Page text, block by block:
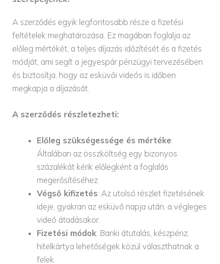
A szerződés egyik legfontosabb része a fizetési
feltételek meghatározása. Ez magában foglalja az
előleg mértékét, a teljes díjazás időzítését és a fizetés
módját, ami segít a jegyespár pénzügyi tervezésében
és biztosítja, hogy az esküvői videós is időben
megkapja a díjazását.
A szerződés részletezheti:
Előleg szükségessége és mértéke:
Általában az összköltség egy bizonyos
százalékát kérik előlegként a foglalás
megerősítéséhez.
Végső kifizetés: Az utolsó részlet fizetésének
ideje, gyakran az esküvő napja után, a végleges
videó átadásakor.
Fizetési módok: Banki átutalás, készpénz,
hitelkártya lehetőségek közül választhatnak a
felek.